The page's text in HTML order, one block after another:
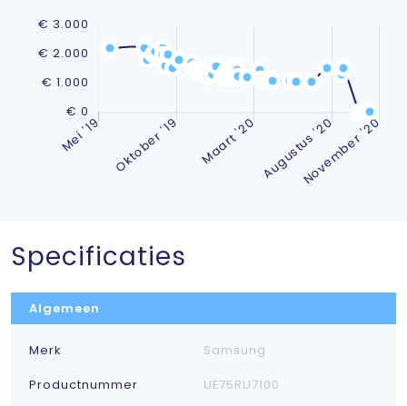
Specificaties
Algemeen
Merk
Samsung
Productnummer
UE75RU7100